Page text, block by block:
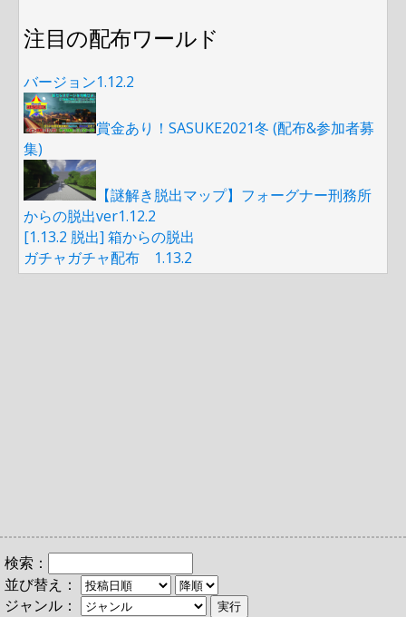
注目の配布ワールド
バージョン1.12.2
賞金あり！SASUKE2021冬 (配布&参加者募
集)
【謎解き脱出マップ】フォーグナー刑務所
からの脱出ver1.12.2
[1.13.2 脱出] 箱からの脱出
ガチャガチャ配布 1.13.2
検索：
並び替え：
ジャンル：